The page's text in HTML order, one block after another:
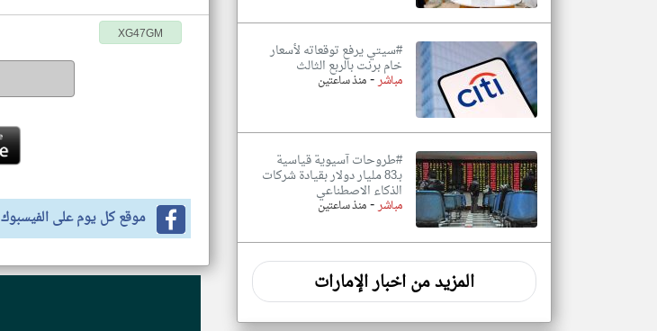
XG47GM
موقع كل يوم على الفيسبوك
#سيتي يرفع توقعاته لأسعار
خام برنت بالربع الثالث
مباشر-منذ ساعتين
#طروحات آسيوية قياسية
بـ83 مليار دولار بقيادة شركات
الذكاء الاصطناعي
مباشر-منذ ساعتين
المزيد من اخبار الإمارات